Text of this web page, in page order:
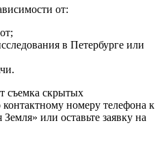
от:
в Петербурге или
съемка скрытых
номеру телефона к
или оставьте заявку на